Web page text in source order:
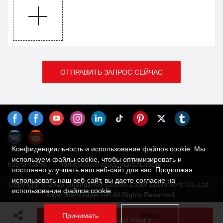
ОТПРАВИТЬ ЗАПРОС СЕЙЧАС
Карта сайта политика конфиденциальности
Copyright © 2026 Guangzhou Cosmo Laser Equipment Co.,Ltd. -
www.cosmolaser.net All Rights Reserved.
Send Inquiry
Конфиденциальность и использование файлов cookie. Мы
используем файлы cookie, чтобы оптимизировать и
постоянно улучшать наш веб-сайт для вас. Продолжая
использовать наш веб-сайт, вы даете согласие на
использование файлов cookie.
Принимать Мусор